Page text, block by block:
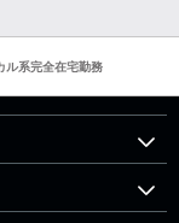
ル系完全在宅勤務